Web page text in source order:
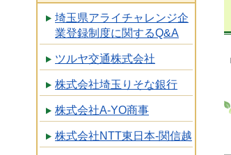
埼玉県アライチャレンジ企
業登録制度に関するQ&A
ツルヤ交通株式会社
株式会社埼玉りそな銀行
株式会社A-YO商事
株式会社NTT東日本-関信越